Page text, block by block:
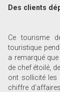
Des clients
Ce tourisme
touristique
a remarqué
de chef étoilé,
ont sollicité les
chiffre